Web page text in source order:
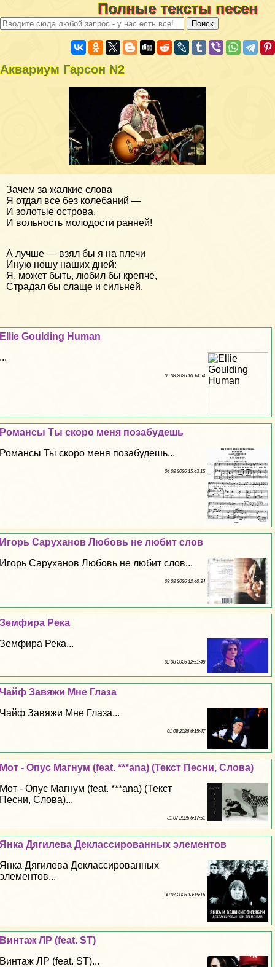
Полные тексты песен
Аквариум Гарсон N2
Зачем за жалкие слова
Я отдал все без колебаний —
И золотые острова,
И вольность молодости ранней!
А лучше — взял бы я на плечи
Иную ношу наших дней:
Я, может быть, любил бы крепче,
Страдал бы слаще и сильней.
Ellie Goulding Human
...
05 08 2026 10:14:54
Романсы Ты скоро меня позабудешь
Романсы Ты скоро меня позабудешь...
04 08 2026 15:43:15
Игорь Саруханов Любовь не любит слов
Игорь Саруханов Любовь не любит слов...
03 08 2026 12:40:34
Земфира Река
Земфира Река...
02 08 2026 12:51:48
Чайф Завяжи Мне Глаза
Чайф Завяжи Мне Глаза...
01 08 2026 6:15:47
Мот - Опус Магнум (feat. ***ana) (Текст Песни, Слова)
Мот - Опус Магнум (feat. ***ana) (Текст
Песни, Слова)...
31 07 2026 6:17:51
Янка Дягилева Деклассированных элементов
Янка Дягилева Деклассированных
элементов...
30 07 2026 13:15:16
Винтаж ЛР (feat. ST)
Винтаж ЛР (feat. ST)...